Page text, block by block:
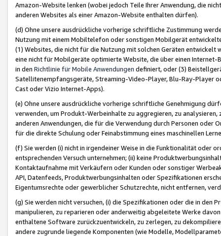
Amazon-Website lenken (wobei jedoch Teile Ihrer Anwendung, die
anderen Websites als einer Amazon-Website enthalten dürfen).
(d) Ohne unsere ausdrückliche vorherige schriftliche Zustimmung
Nutzung mit einem Mobiltelefon oder sonstigen Mobilgerät
(1) Websites, die nicht für die Nutzung mit solchen Geräten
eine nicht für Mobilgeräte optimierte Website, die über einen
in den Richtlinie für Mobile Anwendungen definiert, oder (3)
Satellitenempfangsgeräte, Streaming-Video-Player, Blu-Ray-Player
Cast oder Vizio Internet-Apps).
(e) Ohne unsere ausdrückliche vorherige schriftliche Genehmigung
verwenden, um Produkt-Werbeinhalte zu aggregieren, zu
anderen Anwendungen, die für die Verwendung durch Personen
für die direkte Schulung oder Feinabstimmung eines maschinellen
(f) Sie werden (i) nicht in irgendeiner Weise in die Funktionalität oder
entsprechenden Versuch unternehmen; (ii) keine
Kontaktaufnahme mit Verkäufern oder Kunden oder sonstiger
API, Datenfeeds, Produktwerbungsinhalten oder Spezifikationen
Eigentumsrechte oder gewerblicher Schutzrechte, nicht entfernen,
(g) Sie werden nicht versuchen, (i) die Spezifikationen oder die in
manipulieren, zu reparieren oder anderweitig abgeleitete Werke
enthaltene Software zurückzuentwickeln, zu zerlegen, zu
andere zugrunde liegende Komponenten (wie Modelle,